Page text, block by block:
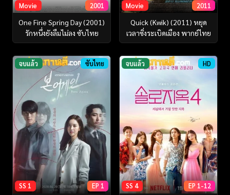
Movie 2001
One Fine Spring Day (2001)
รักหนึ่งยังลืมไม่ลง ซับไทย
Movie 2011
Quick (Kwik) (2011) หยุด
เวลาซิ่งระเบิดเมือง พากย์ไทย
จบแล้ว ซับไทย
SS 1 EP 1
จบแล้ว HD
SS 4 EP 1-12